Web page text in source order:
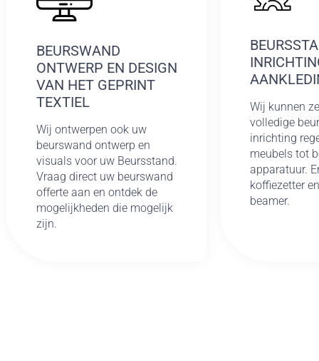
BEURSWAND
ONTWERP EN DESIGN
VAN HET GEPRINT
TEXTIEL
Wij ontwerpen ook uw
beurswand ontwerp en
visuals voor uw Beursstand.
Vraag direct uw beurswand
offerte aan en ontdek de
mogelijkheden die mogelijk
zijn.
Wij kunnen
volledige
inrichting
meubels tot
apparatuur.
koffiezetter
beamer.